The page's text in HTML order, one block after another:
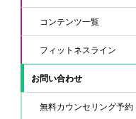
コンテンツ一覧
フィットネスライン
お問い合わせ
無料カウンセリング予約